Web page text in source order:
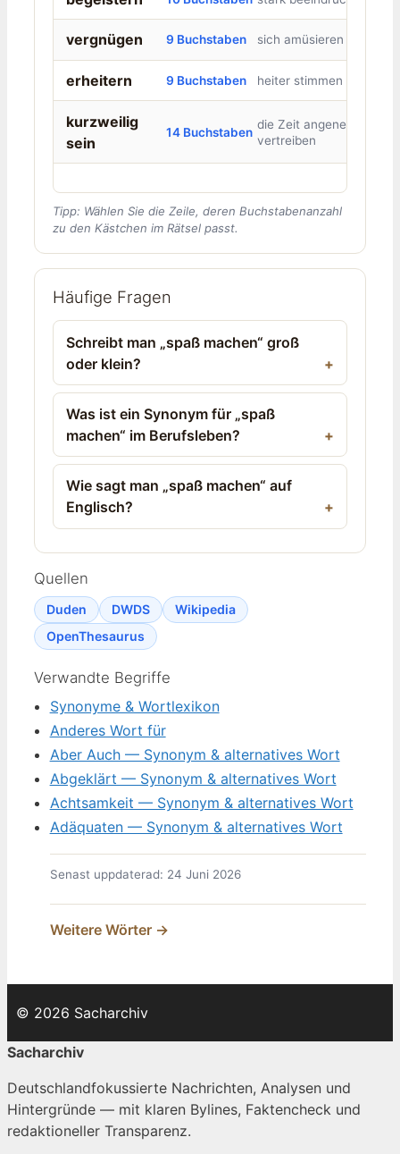
vergnügen 9 Buchstaben sich amüsieren
erheitern 9 Buchstaben heiter stimmen
kurzweilig
sein
14 Buchstaben
die Zeit angenehm
vertreiben
Tipp: Wählen Sie die Zeile, deren Buchstabenanzahl
zu den Kästchen im Rätsel passt.
Häufige Fragen
Schreibt man „spaß machen“ groß
oder klein?
Was ist ein Synonym für „spaß
machen“ im Berufsleben?
Wie sagt man „spaß machen“ auf
Englisch?
Quellen
Duden DWDS
Wikipedia
OpenThesaurus
Verwandte Begriffe
Synonyme & Wortlexikon
Anderes Wort für
Aber Auch — Synonym & alternatives Wort
Abgeklärt — Synonym & alternatives Wort
Achtsamkeit — Synonym & alternatives Wort
Adäquaten — Synonym & alternatives Wort
Senast uppdaterad: 24 Juni 2026
Weitere Wörter →
© 2026 Sacharchiv
Sacharchiv
Deutschlandfokussierte Nachrichten, Analysen und
Hintergründe — mit klaren Bylines, Faktencheck und
redaktioneller Transparenz.